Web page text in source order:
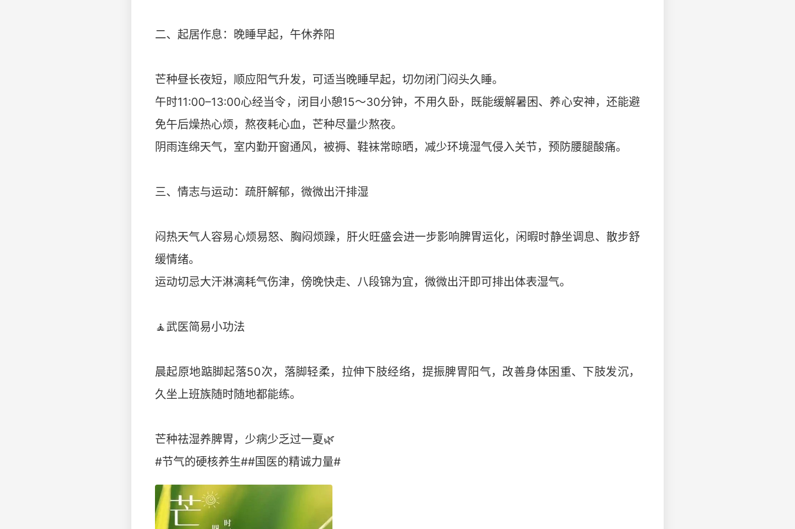
二、起居作息：晚睡早起，午休养阳
芒种昼长夜短，顺应阳气升发，可适当晚睡早起，切勿闭门闷头久睡。
午时11:00–13:00心经当令，闭目小憩15～30分钟，不用久卧，既能缓解暑困、养心安神，还能避
免午后燥热心烦，熬夜耗心血，芒种尽量少熬夜。
阴雨连绵天气，室内勤开窗通风，被褥、鞋袜常晾晒，减少环境湿气侵入关节，预防腰腿酸痛。
三、情志与运动：疏肝解郁，微微出汗排湿
闷热天气人容易心烦易怒、胸闷烦躁，肝火旺盛会进一步影响脾胃运化，闲暇时静坐调息、散步舒
缓情绪。
运动切忌大汗淋漓耗气伤津，傍晚快走、八段锦为宜，微微出汗即可排出体表湿气。
🧘武医简易小功法
晨起原地踮脚起落50次，落脚轻柔，拉伸下肢经络，提振脾胃阳气，改善身体困重、下肢发沉，
久坐上班族随时随地都能练。
芒种祛湿养脾胃，少病少乏过一夏🌿
#节气的硬核养生##国医的精诚力量#